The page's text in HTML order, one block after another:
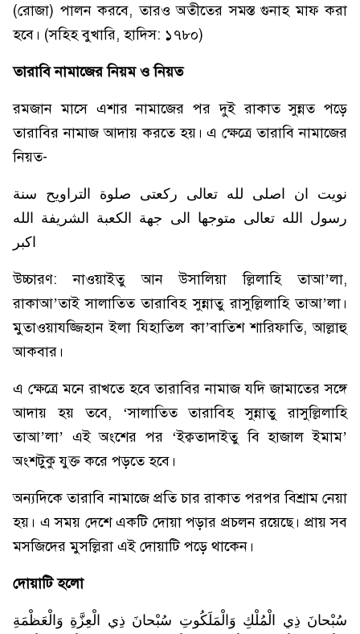
(রোজা) পালন করবে, তারও অতীতের সমস্ত গুনাহ মাফ করা
হবে। (সহিহ বুখারি, হাদিস: ১৭৮০)
তারাবি নামাজের নিয়ম ও নিয়ত
রমজান মাসে এশার নামাজের পর দুই রাকাত সুন্নত পড়ে
তারাবির নামাজ আদায় করতে হয়। এ ক্ষেত্রে তারাবি নামাজের
নিয়ত-
نويت ان اصلى لله تعالى ركعتى صلوة التراويح سنة
رسول الله تعالى متوجها الى جهة الكعبة الشريفة الله
اكبر
উচ্চারণ: নাওয়াইতু আন উসালি­য়া ল্লিলাহি তাআ’লা,
রাকাআ’তাই সালাতিত তারাবিহ সুন্নাতু রাসুল্লিলাহি তাআ’লা।
মুতাওয়াযজ্জিহান ইলা যিহাতিল কা’বাতিশ শারিফাতি, আল্লাহু
আকবার।
এ ক্ষেত্রে মনে রাখতে হবে তারাবির নামাজ যদি জামাতের সঙ্গে
আদায় হয় তবে, ‘সালাতিত তারাবিহ সুন্নাতু রাসুল্লিলাহি
তাআ’লা’ এই অংশের পর ‘ইক্বতাদাইতু বি হাজাল ইমাম’
অংশটুকু যুক্ত করে পড়তে হবে।
অন্যদিকে তারাবি নামাজে প্রতি চার রাকাত পরপর বিশ্রাম নেয়া
হয়। এ সময় দেশে একটি দোয়া পড়ার প্রচলন রয়েছে। প্রায় সব
মসজিদের মুসল্লিরা এই দোয়াটি পড়ে থাকেন।
দোয়াটি হলো
سُبْحانَ ذِي الْمُلْكِ وَالْمَلَكُوتِ سُبْحانَ ذِي الْعِزَّةِ وَالْعَظْمَةِ